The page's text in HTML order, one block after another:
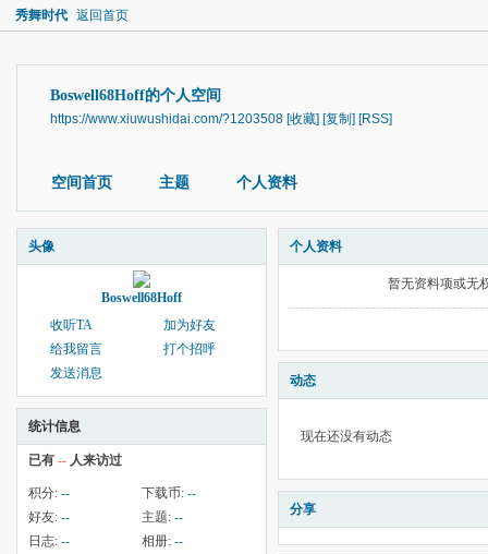
秀舞时代 返回首页
Boswell68Hoff的个人空间
https://www.xiuwushidai.com/?1203508 [收藏] [复制] [RSS]
空间首页 主题 个人资料
头像
Boswell68Hoff
收听TA
加为好友
给我留言
打个招呼
发送消息
统计信息
已有 -- 人来访过
积分: -- 下载币: --
好友: -- 主题: --
日志: -- 相册: --
个人资料
暂无资料项或无
动态
现在还没有动态
分享